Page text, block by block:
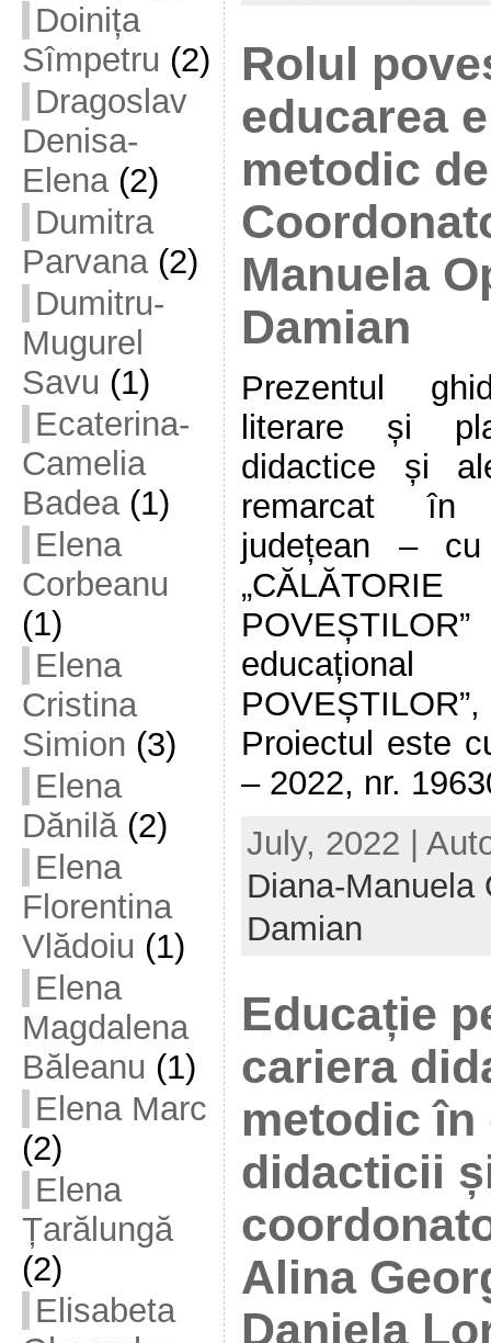
Doinița
Sîmpetru (2)
Dragoslav
Denisa-
Elena(2)
Dumitra
Parvana(2)
Dumitru-
Mugurel
Savu (1)
Ecaterina-
Camelia
Badea(1)
Elena
Corbeanu
(1)
Elena
Cristina
Simion (3)
Elena
Dănilă(2)
Elena
Florentina
Vlădoiu (1)
Elena
Magdalena
Băleanu (1)
Elena Marc
(2)
Elena
Țarălungă
(2)
Elisabeta
Rolul
educarea
metodic
Manuela
Damian
Prezentul
literare și
didactice și
remarcat în
județean – cu
Proiectul este
– 2022, nr.
July, 2022 |
Diana-Manuela
Damian
Educație
cariera
metodic
didacticii
Alina
Daniela